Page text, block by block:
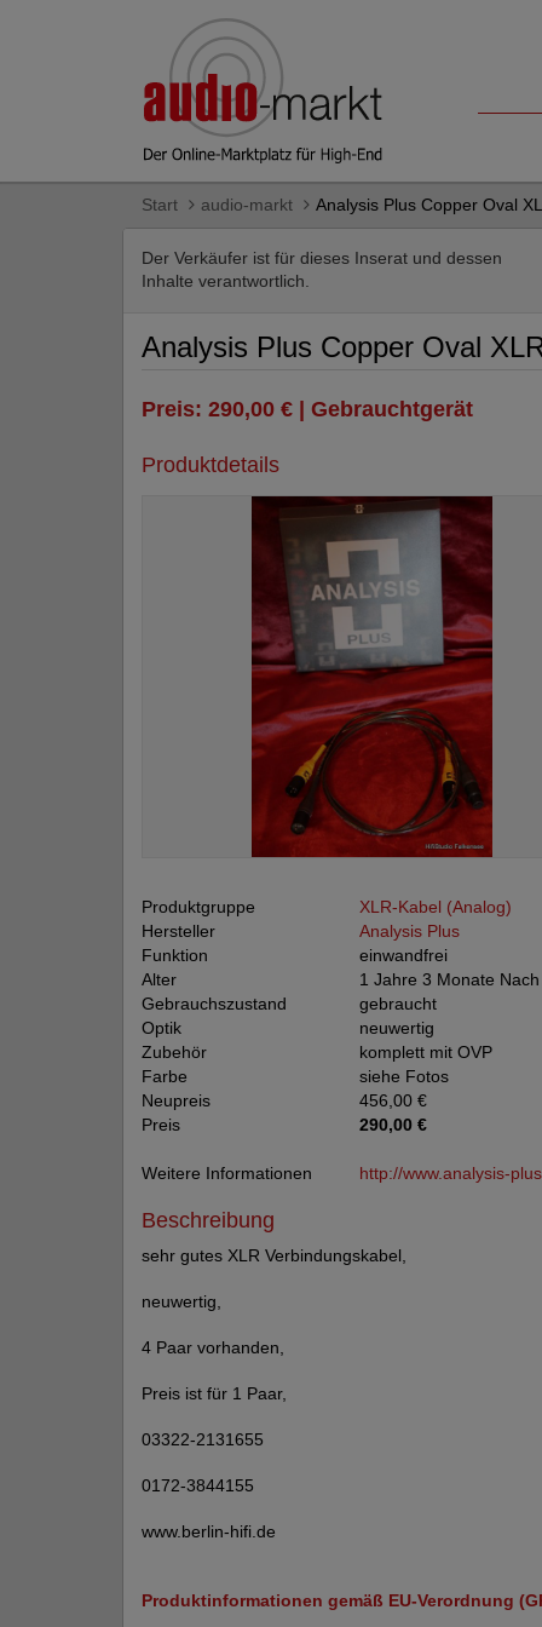
Start audio-markt Analysis Plus Copper Oval
Der Verkäufer ist für dieses Inserat und dessen
Inhalte verantwortlich.
Analysis Plus Copper Oval
Preis: 290,00 € | Gebrauchtgerät
Produktdetails
Produktgruppe
XLR-Kabel (Analog)
Hersteller
Analysis Plus
Funktion
einwandfrei
Alter
1 Jahre 3 Monate
Gebrauchszustand
gebraucht
Optik
neuwertig
Zubehör
komplett mit OVP
Farbe
siehe Fotos
Neupreis
456,00 €
Preis
290,00 €
Weitere Informationen http://www.analysis-
Beschreibung
sehr gutes XLR Verbindungskabel,
neuwertig,
4 Paar vorhanden,
Preis ist für 1 Paar,
03322-2131655
0172-3844155
www.berlin-hifi.de
Produktinformationen gemäß EU-Verordnung